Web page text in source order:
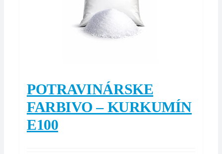
POTRAVINÁRSKE
FARBIVO – KURKUMÍN
E100